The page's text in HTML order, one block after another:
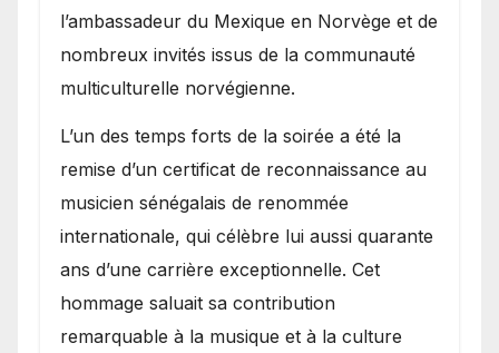
l’ambassadeur du Mexique en Norvège et de
nombreux invités issus de la communauté
multiculturelle norvégienne.
​L’un des temps forts de la soirée a été la
remise d’un certificat de reconnaissance au
musicien sénégalais de renommée
internationale, qui célèbre lui aussi quarante
ans d’une carrière exceptionnelle. Cet
hommage saluait sa contribution
remarquable à la musique et à la culture